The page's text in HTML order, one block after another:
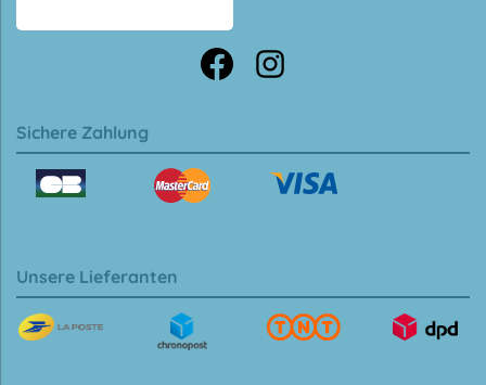
Sichere Zahlung
Unsere Lieferanten